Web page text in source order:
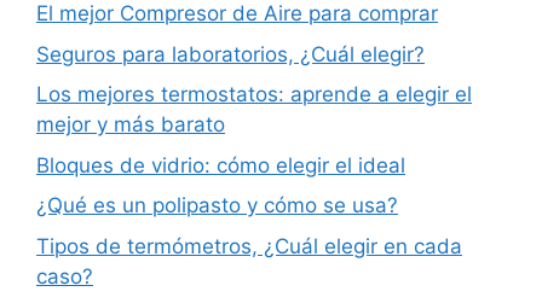
El mejor Compresor de Aire para comprar
Seguros para laboratorios, ¿Cuál elegir?
Los mejores termostatos: aprende a elegir el
mejor y más barato
Bloques de vidrio: cómo elegir el ideal
¿Qué es un polipasto y cómo se usa?
Tipos de termómetros, ¿Cuál elegir en cada
caso?